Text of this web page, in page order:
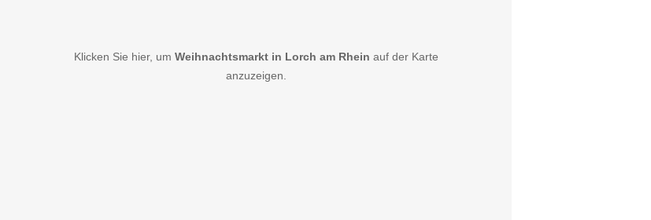
Klicken Sie hier, um Weihnachtsmarkt in Lorch am Rhein auf der Karte
anzuzeigen.